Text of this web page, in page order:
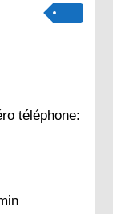
téléphone: